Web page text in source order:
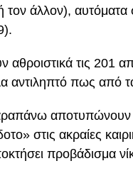
τον άλλον),
αθροιστικά τις 201
αντιληπτό πως από
αποτυπώνουν
στις ακραίες
προβάδισμα